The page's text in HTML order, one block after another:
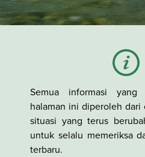
Semua informasi
halaman ini diperoleh dari
situasi yang terus
untuk selalu memeriksa
terbaru.